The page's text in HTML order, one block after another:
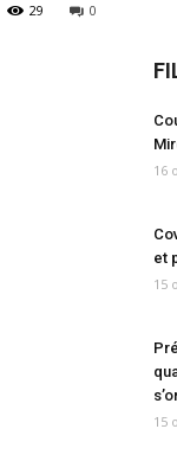
0
29
16
et
15
15